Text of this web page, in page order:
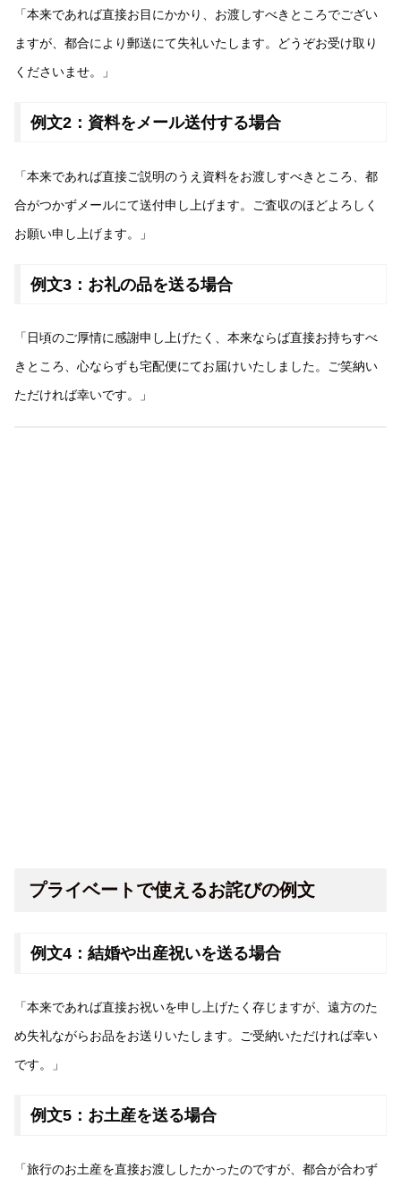
「本来であれば直接お目にかかり、お渡しすべきところでござい
ますが、都合により郵送にて失礼いたします。どうぞお受け取り
くださいませ。」
例文2：資料をメール送付する場合
「本来であれば直接ご説明のうえ資料をお渡しすべきところ、都
合がつかずメールにて送付申し上げます。ご査収のほどよろしく
お願い申し上げます。」
例文3：お礼の品を送る場合
「日頃のご厚情に感謝申し上げたく、本来ならば直接お持ちすべ
きところ、心ならずも宅配便にてお届けいたしました。ご笑納い
ただければ幸いです。」
プライベートで使えるお詫びの例文
例文4：結婚や出産祝いを送る場合
「本来であれば直接お祝いを申し上げたく存じますが、遠方のた
め失礼ながらお品をお送りいたします。ご受納いただければ幸い
です。」
例文5：お土産を送る場合
「旅行のお土産を直接お渡ししたかったのですが、都合が合わず